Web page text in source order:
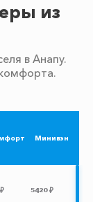
из
в Анапу.
Минивэн
5420 ₽